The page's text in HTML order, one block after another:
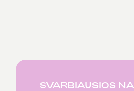
SVARBIAUSIOS